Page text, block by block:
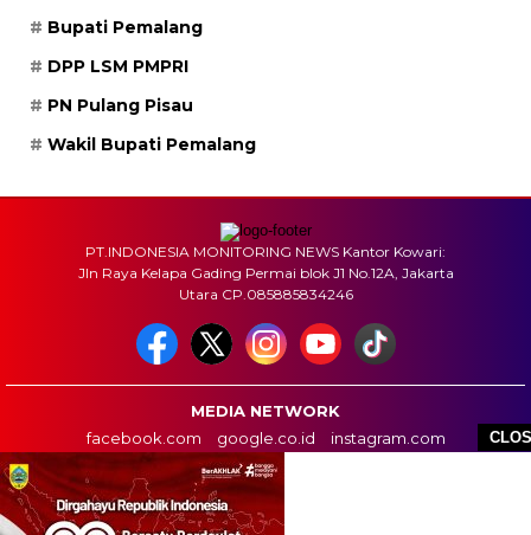
Bupati Pemalang
DPP LSM PMPRI
PN Pulang Pisau
Wakil Bupati Pemalang
PT.INDONESIA MONITORING NEWS Kantor Kowari:
Jln Raya Kelapa Gading Permai blok J1 No.12A, Jakarta
Utara CP.085885834246
MEDIA NETWORK
facebook.com
google.co.id
instagram.com
web.whatsapp.com
HOME BOX REDAKSI